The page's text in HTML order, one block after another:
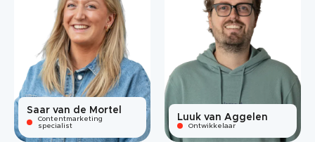
Saar van de Mortel
Contentmarketing
specialist
Luuk van Aggelen
Ontwikkelaar